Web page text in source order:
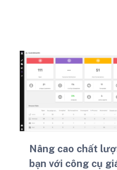
Nâng cao chất
bạn với công cụ